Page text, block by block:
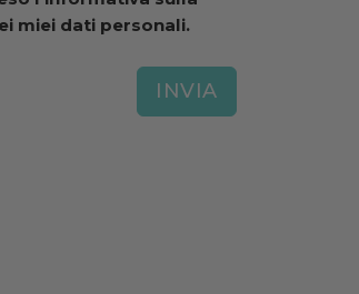
miei dati personali.
INVIA